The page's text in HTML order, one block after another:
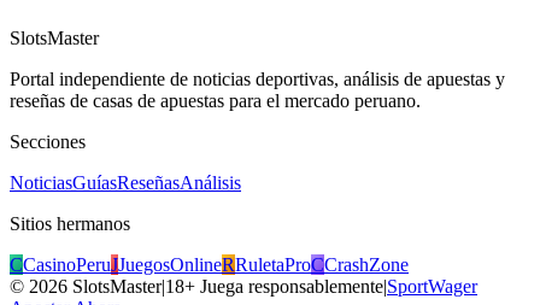
SlotsMaster
Portal independiente de noticias deportivas, análisis de apuestas y
reseñas de casas de apuestas para el mercado peruano.
Secciones
NoticiasGuíasReseñasAnálisis
Sitios hermanos
CCasinoPeruJJuegosOnlineRRuletaProCCrashZone
© 2026 SlotsMaster|18+ Juega responsablemente|SportWager